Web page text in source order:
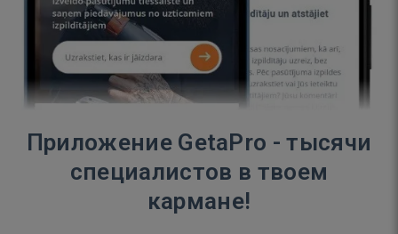
Приложение GetaPro - тысячи
специалистов в твоем
кармане!